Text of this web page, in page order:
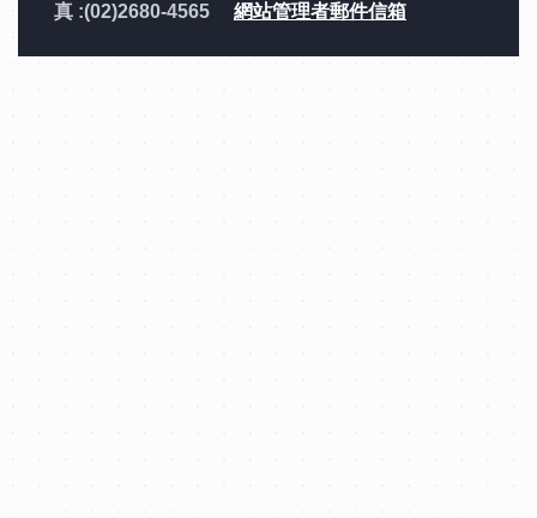
真 :(02)2680-4565 網站管理者郵件信箱